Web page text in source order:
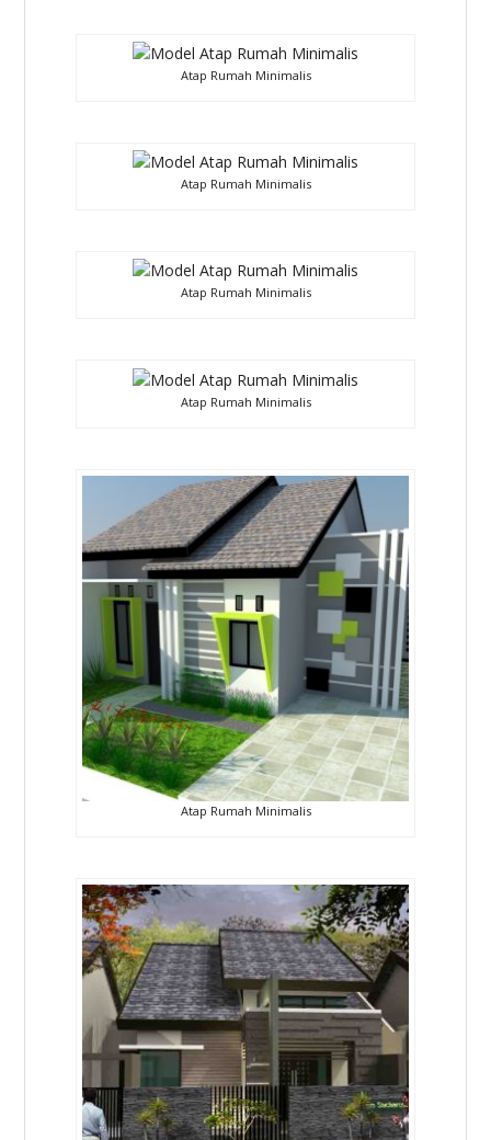
Atap Rumah Minimalis
Atap Rumah Minimalis
Atap Rumah Minimalis
Atap Rumah Minimalis
Atap Rumah Minimalis